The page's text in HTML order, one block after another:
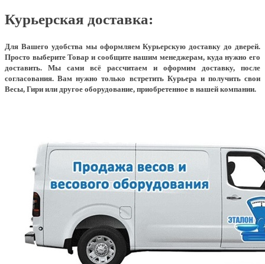
Курьерская доставка:
Для Вашего удобства мы оформляем Курьерскую доставку до дверей.
Просто выберите Товар и сообщите нашим менеджерам, куда нужно его
доставить. Мы сами всё рассчитаем и оформим доставку, после
согласования. Вам нужно только встретить Курьера и получить свои
Весы, Гири или другое оборудование, приобретенное в нашей компании.